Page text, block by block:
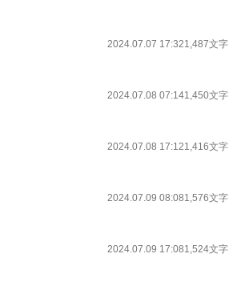
2024.07.07 17:321,487文字
2024.07.08 07:141,450文字
2024.07.08 17:121,416文字
2024.07.09 08:081,576文字
2024.07.09 17:081,524文字